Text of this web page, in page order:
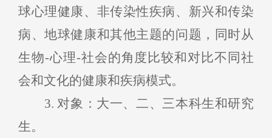
球心理健康、非传染性疾病、新兴和传染
病、地球健康和其他主题的问题，同时从
生物-心理-社会的角度比较和对比不同社
会和文化的健康和疾病模式。
3.对象： 大一、二、三本科生和研究
生。